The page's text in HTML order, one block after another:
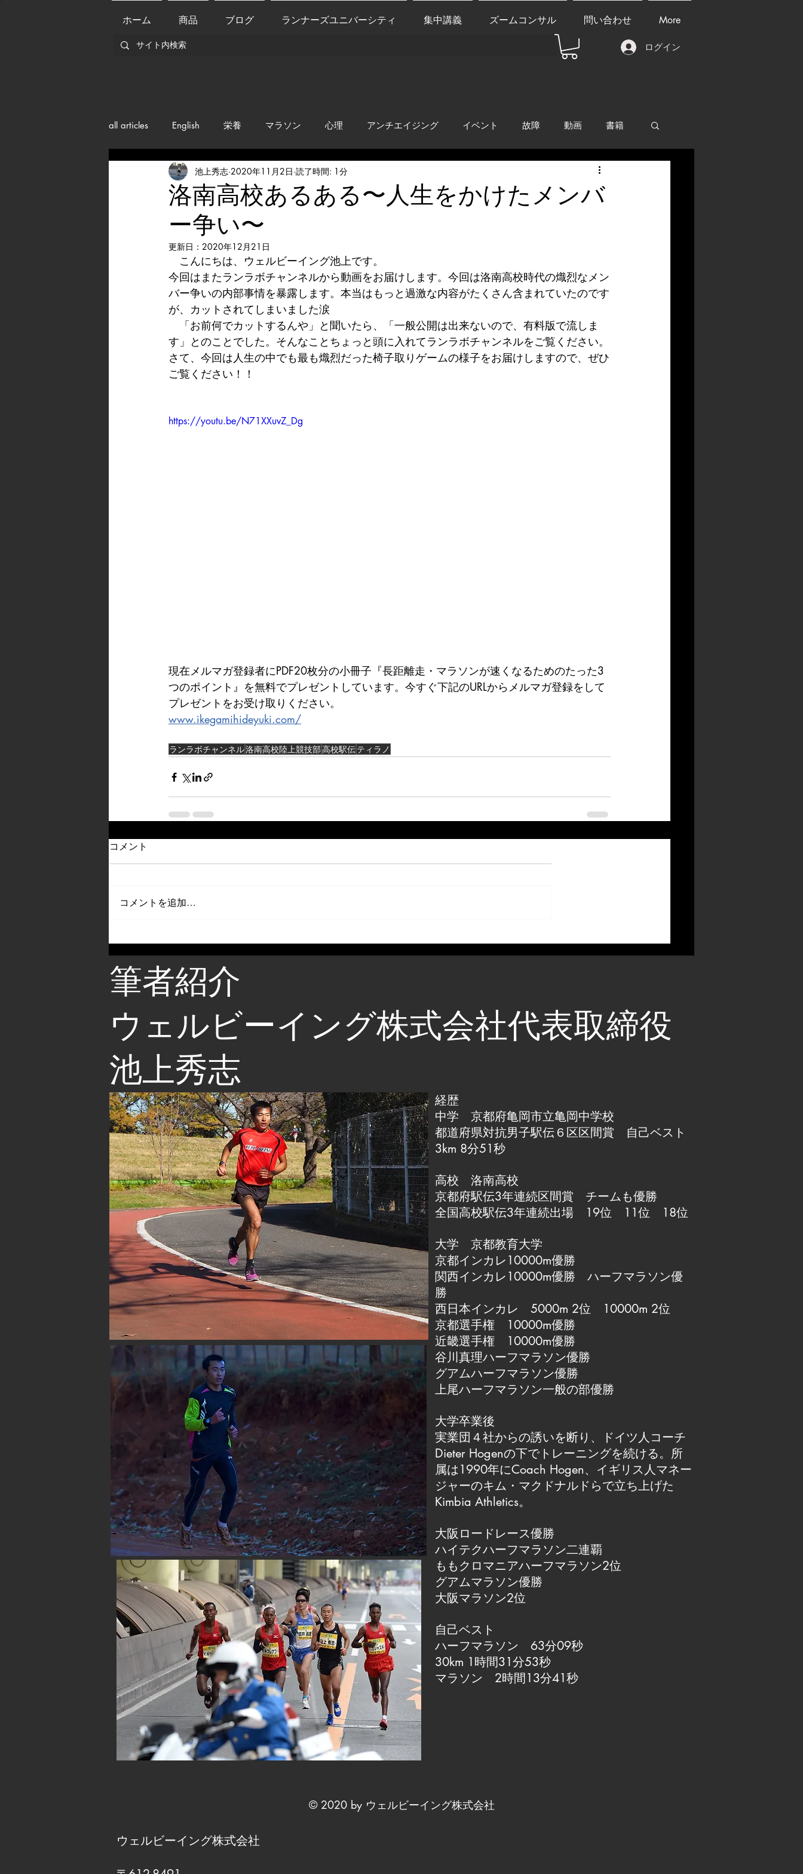
ホーム 商品 ブログ ランナーズユニバーシティ 集中講義 ズームコンサル 問い合わせ More
ログイン
all articles English 栄養 マラソン 心理 アンチエイジング イベント 故障 動画 書籍
メンバー紹介 Nutrition anti-inflammation
health mamagement
洛南高校あるある〜人生をかけたメンバ
ー争い〜
池上秀志 2020年11月2日 読了時間: 1分
更新日： 2020年12月21日
こんにちは、ウェルビーイング池上です。
今回はまたランラボチャンネルから動画をお届けします。今回は洛南高校時代の熾烈なメン
バー争いの内部事情を暴露します。本当はもっと過激な内容がたくさん含まれていたのです
が、カットされてしまいました涙
「お前何でカットするんや」と聞いたら、「一般公開は出来ないので、有料版で流しま
す」とのことでした。そんなことちょっと頭に入れてランラボチャンネルをご覧ください。
さて、今回は人生の中でも最も熾烈だった椅子取りゲームの様子をお届けしますので、ぜひ
ご覧ください！！
https://youtu.be/N71XXuvZ_Dg
現在メルマガ登録者にPDF20枚分の小冊子『長距離走・マラソンが速くなるためのたった3
つのポイント』を無料でプレゼントしています。今すぐ下記のURLからメルマガ登録をして
プレゼントをお受け取りください。
www.ikegamihideyuki.com/
ランラボチャンネル洛南高校陸上競技部高校駅伝ティラノ
コメント
コメントを追加…
筆者紹介
​ウェルビーイング株式会社代表取締役
池上秀志
経歴
中学 京都府亀岡市立亀岡中学校
都道府県対抗男子駅伝６区区間賞 自己ベスト
3km 8分51秒
高校 洛南高校
京都府駅伝3年連続区間賞 チームも優勝
全国高校駅伝3年連続出場 19位 11位 18位
大学 京都教育大学
京都インカレ10000m優勝
関西インカレ10000m優勝 ハーフマラソン優
勝
西日本インカレ 5000m 2位 10000m 2位
京都選手権 10000m優勝
近畿選手権 10000m優勝
谷川真理ハーフマラソン優勝
グアムハーフマラソン優勝
上尾ハーフマラソン一般の部優勝
大学卒業後
実業団４社からの誘いを断り、ドイツ人コーチ
Dieter Hogenの下でトレーニングを続ける。所
属は1990年にCoach Hogen、イギリス人マネー
ジャーのキム・マクドナルドらで立ち上げた
Kimbia Athletics。
大阪ロードレース優勝
ハイテクハーフマラソン二連覇
ももクロマニアハーフマラソン2位
グアムマラソン優勝
大阪マラソン2位
自己ベスト
ハーフマラソン 63分09秒
30km 1時間31分53秒
マラソン 2時間13分41秒
© 2020 by ウェルビーイング株式会社
ウェルビーイング株式会社